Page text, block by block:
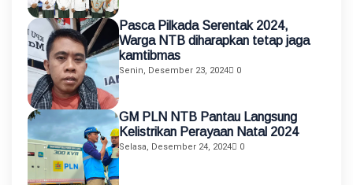
Pasca Pilkada Serentak 2024,
Warga NTB diharapkan tetap jaga
kamtibmas
Senin, Desember 23, 2024 0
GM PLN NTB Pantau Langsung
Kelistrikan Perayaan Natal 2024
Selasa, Desember 24, 2024 0